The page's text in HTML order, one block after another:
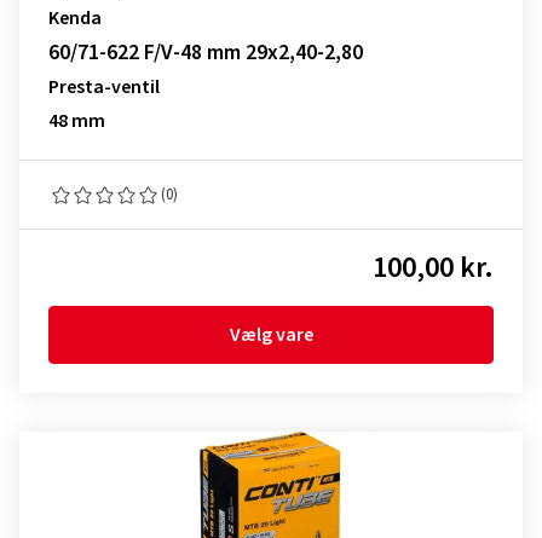
Kenda
60/71-622 F/V-48 mm 29x2,40-2,80
Presta-ventil
48 mm
(0)
100,00 kr.
Vælg vare